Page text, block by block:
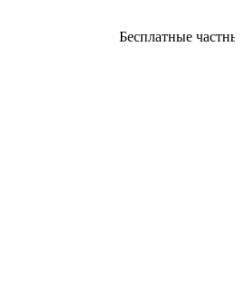
Бесплатные частные